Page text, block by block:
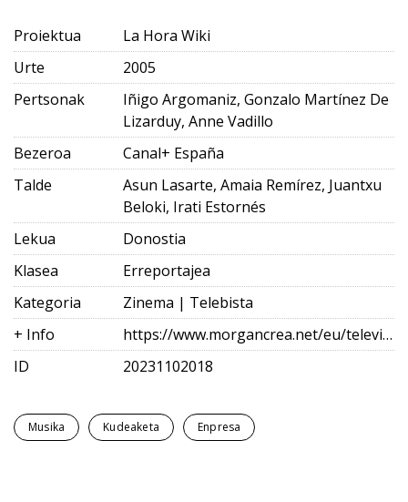
Proiektua
La Hora Wiki
Urte
2005
Pertsonak
Iñigo Argomaniz, Gonzalo Martínez De
Lizarduy, Anne Vadillo
Bezeroa
Canal+ España
Talde
Asun Lasarte, Amaia Remírez, Juantxu
Beloki, Irati Estornés
Lekua
Donostia
Klasea
Erreportajea
Kategoria
Zinema | Telebista
+ Info
https://www.morgancrea.net/eu/television.html
ID
20231102018
Musika Kudeaketa Enpresa